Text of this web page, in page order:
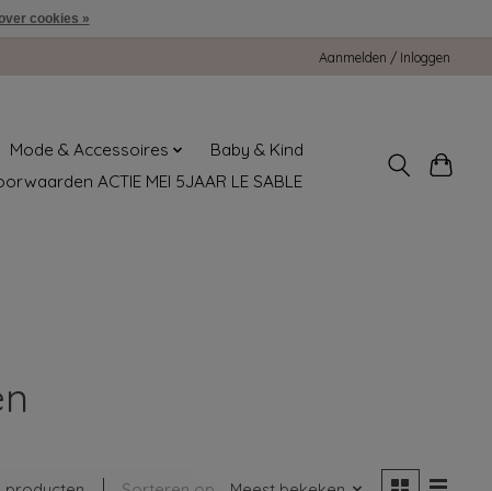
Aanmelden / Inloggen
Mode & Accessoires
Baby & Kind
ACTIE MEI 5JAAR LE SABLE
cookies »